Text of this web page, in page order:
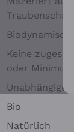
Biodynamisch
Keine
oder Minimum
Unabhängige
Bio
Natürlich